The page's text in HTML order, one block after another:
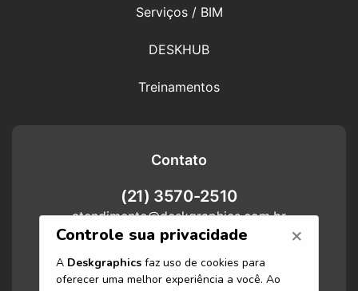
Serviços / BIM
DESKHUB
Treinamentos
Contato
(21) 3570-2510
atendimento@deskgraphics.com.br
Atendimento
Funcionamos de segunda-feira a
sexta-feira das 8h às 17h.